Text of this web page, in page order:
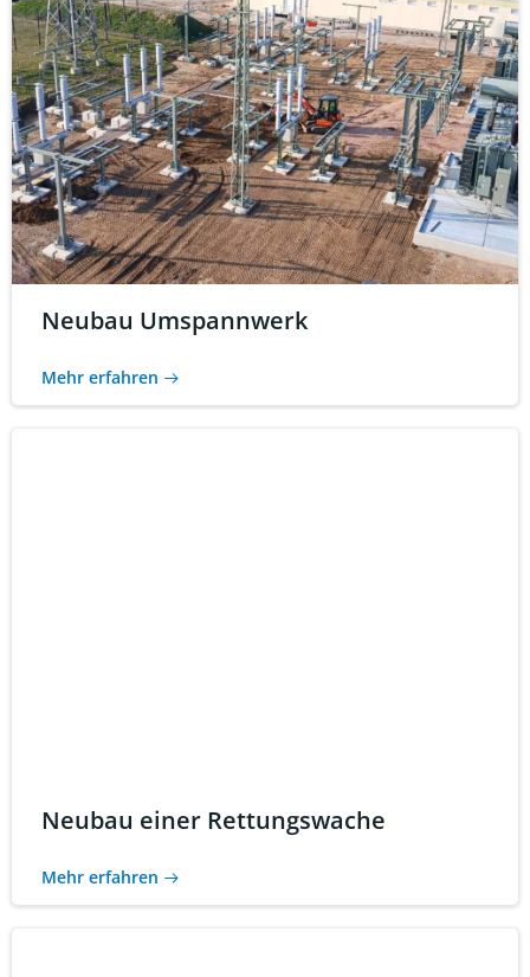
Neubau Umspannwerk
Mehr erfahren
Neubau einer Rettungswache
Mehr erfahren